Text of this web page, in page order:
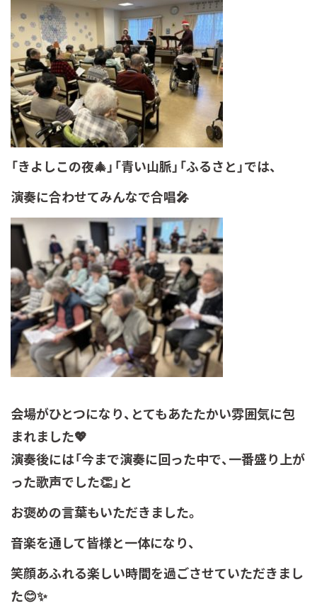
「きよしこの夜🎄」「青い山脈」「ふるさと」では、
演奏に合わせてみんなで合唱🎤
会場がひとつになり、とてもあたたかい雰囲気に包
まれました💖
演奏後には「今まで演奏に回った中で、一番盛り上が
った歌声でした👏」と
お褒めの言葉もいただきました。
音楽を通して皆様と一体になり、
笑顔あふれる楽しい時間を過ごさせていただきまし
た😊✨